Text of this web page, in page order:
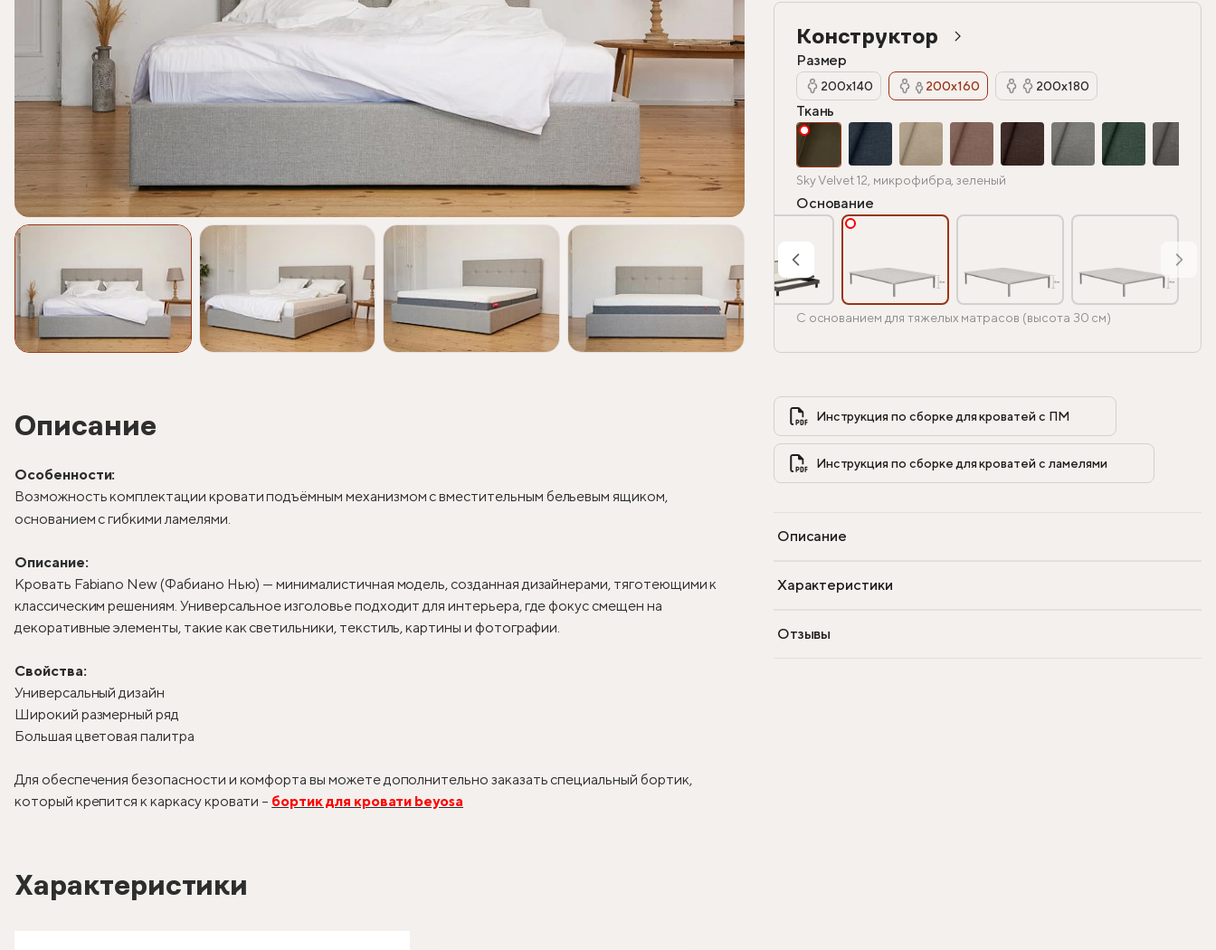
Описание
Особенности:
Возможность комплектации кровати подъёмным механизмом с вместительным бельевым ящиком,
основанием с гибкими ламелями.
Описание:
Кровать Fabiano New (Фабиано Нью) — минималистичная модель, созданная дизайнерами, тяготеющими к
классическим решениям. Универсальное изголовье подходит для интерьера, где фокус смещен на
декоративные элементы, такие как светильники, текстиль, картины и фотографии.
Свойства:
Универсальный дизайн
Широкий размерный ряд
Большая цветовая палитра
Для обеспечения безопасности и комфорта вы можете дополнительно заказать специальный бортик,
который крепится к каркасу кровати – бортик для кровати beyosa
Характеристики
Конструктор
Размер
200х140 200х160 200х180
Ткань
Sky Velvet 12, микрофибра, зеленый
Основание
С основанием для тяжелых матрасов (высота 30 см)
Инструкция по сборке для кроватей с ПМ
Инструкция по сборке для кроватей с ламелями
Описание
Характеристики
Отзывы